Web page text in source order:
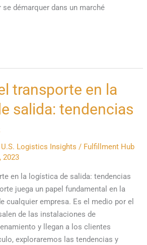
se démarquer dans un marché
transporte en la
salida: tendencias
U.S. Logistics Insights / Fulfillment Hub
2023
en la logística de salida: tendencias
juega un papel fundamental en la
cualquier empresa. Es el medio por el
de las instalaciones de
y llegan a los clientes
exploraremos las tendencias y